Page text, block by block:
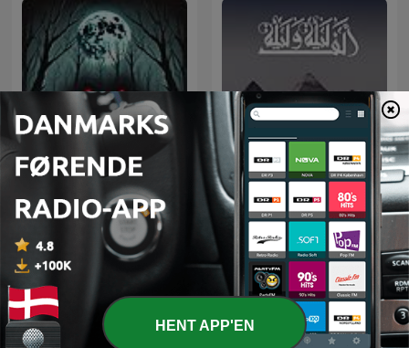
Horror Stories ألف ليلة وليلة
HENT APP'EN